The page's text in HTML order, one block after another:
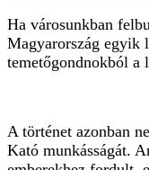
Ha városunkban
Magyarország egyik
temetőgondnokból a
A történet azonban
Kató munkásságát.